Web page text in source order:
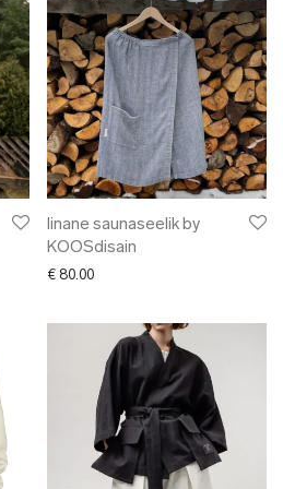
linane saunaseelik by
KOOSdisain
€ 80.00